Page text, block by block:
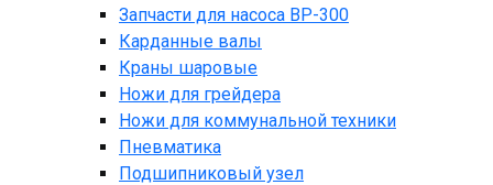
Запчасти для насоса BP-300
Карданные валы
Краны шаровые
Ножи для грейдера
Ножи для коммунальной техники
Пневматика
Подшипниковый узел